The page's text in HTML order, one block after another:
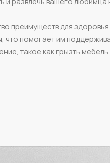
преимуществ для
что помогает им
такое как грызть мебель